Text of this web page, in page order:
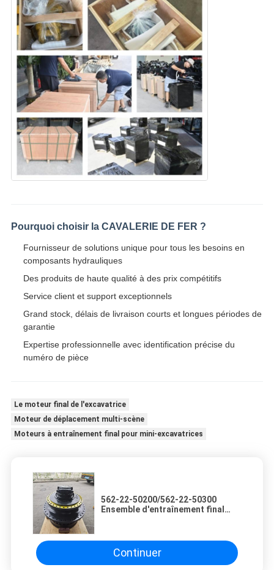
Pourquoi choisir la CAVALERIE DE FER ?
Fournisseur de solutions unique pour tous les besoins en
composants hydrauliques
Des produits de haute qualité à des prix compétitifs
Service client et support exceptionnels
Grand stock, délais de livraison courts et longues périodes de
garantie
Expertise professionnelle avec identification précise du
numéro de pièce
Le moteur final de l'excavatrice
Moteur de déplacement multi-scène
Moteurs à entraînement final pour mini-excavatrices
562-22-50200/562-22-50300
Ensemble d'entraînement final
Continuer